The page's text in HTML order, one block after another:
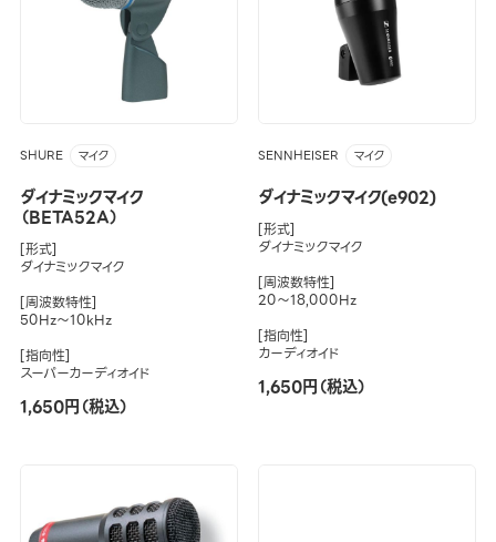
SHURE マイク
ダイナミックマイク
（BETA52A）
[形式]
ダイナミックマイク
[周波数特性]
50Hz～10kHz
[指向性]
スーパーカーディオイド
1,650円（税込）
SENNHEISER マイク
ダイナミックマイク(e902)
[形式]
ダイナミックマイク
[周波数特性]
20～18,000Hz
[指向性]
カーディオイド
1,650円（税込）